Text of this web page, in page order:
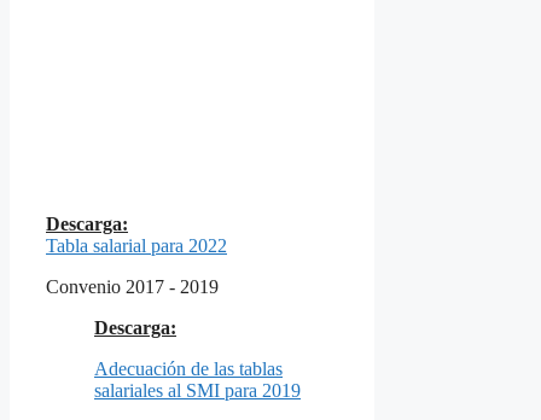
Descarga:
Tabla salarial para 2022
Convenio 2017 - 2019
Descarga:
Adecuación de las tablas
salariales al SMI para 2019